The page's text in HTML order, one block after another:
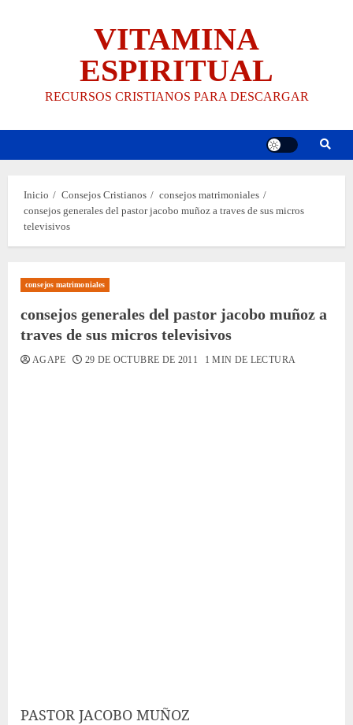
VITAMINA
ESPIRITUAL
RECURSOS CRISTIANOS PARA DESCARGAR
Inicio Consejos Cristianos
consejos matrimoniales
consejos generales del pastor jacobo muñoz a traves de sus micros
televisivos
consejos matrimoniales
consejos generales del pastor jacobo muñoz a
traves de sus micros televisivos
AGAPE 29 DE OCTUBRE DE 2011 1 MIN DE LECTURA
PASTOR JACOBO MUÑOZ